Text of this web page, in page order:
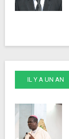
IL Y A UN AN